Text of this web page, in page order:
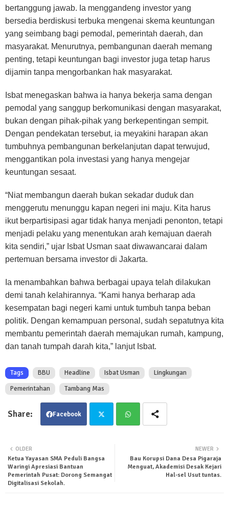
bertanggung jawab. Ia menggandeng investor yang
bersedia berdiskusi terbuka mengenai skema keuntungan
yang seimbang bagi pemodal, pemerintah daerah, dan
masyarakat. Menurutnya, pembangunan daerah memang
penting, tetapi keuntungan bagi investor juga tetap harus
dijamin tanpa mengorbankan hak masyarakat.
Isbat menegaskan bahwa ia hanya bekerja sama dengan
pemodal yang sanggup berkomunikasi dengan masyarakat,
bukan dengan pihak-pihak yang berkepentingan sempit.
Dengan pendekatan tersebut, ia meyakini harapan akan
tumbuhnya pembangunan berkelanjutan dapat terwujud,
menggantikan pola investasi yang hanya mengejar
keuntungan sesaat.
“Niat membangun daerah bukan sekadar duduk dan
menggerutu menunggu kapan negeri ini maju. Kita harus
ikut berpartisipasi agar tidak hanya menjadi penonton, tetapi
menjadi pelaku yang menentukan arah kemajuan daerah
kita sendiri,” ujar Isbat Usman saat diwawancarai dalam
pertemuan bersama investor di Jakarta.
Ia menambahkan bahwa berbagai upaya telah dilakukan
demi tanah kelahirannya. “Kami hanya berharap ada
kesempatan bagi negeri kami untuk tumbuh tanpa beban
politik. Dengan kemampuan personal, sudah sepatutnya kita
membantu pemerintah daerah memajukan rumah, kampung,
dan tanah tumpah darah kita,” lanjut Isbat.
Tags BBU Headline Isbat Usman
Lingkungan
Pemerintahan
Tambang Mas
Facebook
ter tsa
NEWER
Bau Korupsi Dana Desa Pigaraja
Menguat, Akademisi Desak Kejari
Hal-sel Usut tuntas.
OLDER
Ketua Yayasan SMA Peduli Bangsa
Waringi Apresiasi Bantuan
Pemerintah Pusat: Dorong Semangat
Digitalisasi Sekolah.